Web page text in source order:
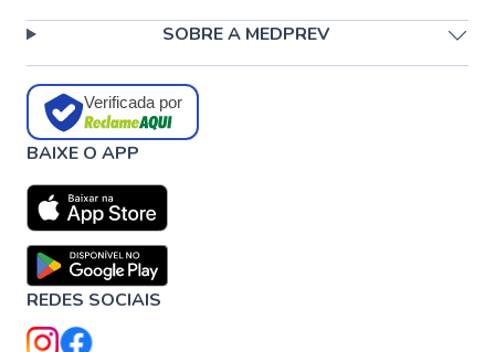
SOBRE A MEDPREV
Verificada por
BAIXE O APP
REDES SOCIAIS